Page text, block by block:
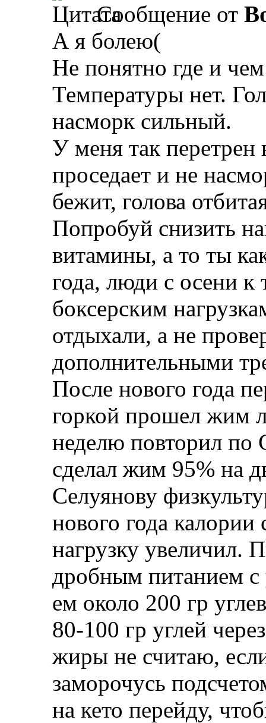
Сообщение от
А я болею(
Не понятно где и чем
Температуры нет.
насморк сильный.
У меня так перетрен
проседает и не
бежит, голова
Попробуй снизить
витамины, а то ты
года, люди с осени
боксерским
отдыхали, а не
дополнительными
После нового года
горкой прошел жим
неделю повторил по
сделал жим 95% на
Селуянову
нового года
нагрузку увеличил.
дробным питанием с
ем около 200 гр
80-100 гр углей
жиры не считаю,
заморочусь
на кето перейду,